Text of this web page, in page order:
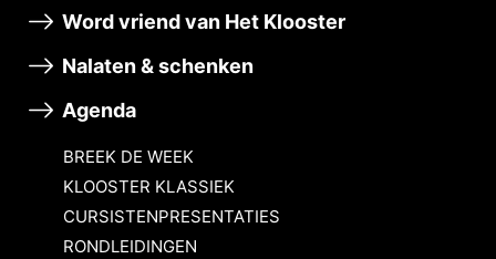
Word vriend van Het Klooster
Nalaten & schenken
Agenda
BREEK DE WEEK
KLOOSTER KLASSIEK
CURSISTENPRESENTATIES
RONDLEIDINGEN